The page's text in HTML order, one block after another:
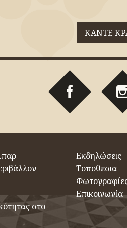
ΚΑΝΤΕ
στο
Εκδηλώσεις
Τοποθεσια
Επικοινωνία